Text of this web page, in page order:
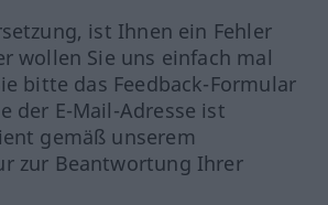
ist Ihnen ein Fehler
wollen Sie uns einfach mal
bitte das Feedback-Formular
der E-Mail-Adresse ist
gemäß unserem
zur Beantwortung Ihrer